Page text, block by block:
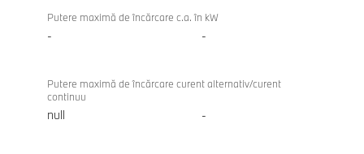
Putere maximă de încărcare c.a. în kW
- -
Putere maximă de încărcare curent alternativ/curent
continuu
null -